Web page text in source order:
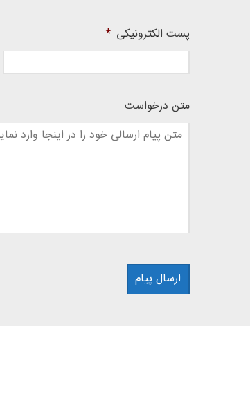
پست الکترونیکی *
متن درخواست